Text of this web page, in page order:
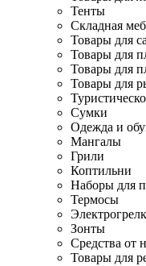
Тенты
Складная
Товары для
Товары для
Товары для
Товары для
Сумки
Одежда и
Мангалы
Грили
Коптильни
Наборы для
Термосы
Зонты
Средства от
Товары для